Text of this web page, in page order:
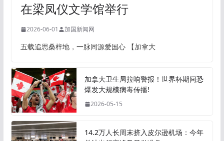
在梁凤仪文学馆举行
2026-06-01 加国新闻网
五载追思桑梓地，一脉同源爱国心 【加拿大
加拿大卫生局拉响警报！世界杯期间恐
爆发大规模病毒传播!
2026-05-15
14.2万人长周末挤入皮尔逊机场：今年